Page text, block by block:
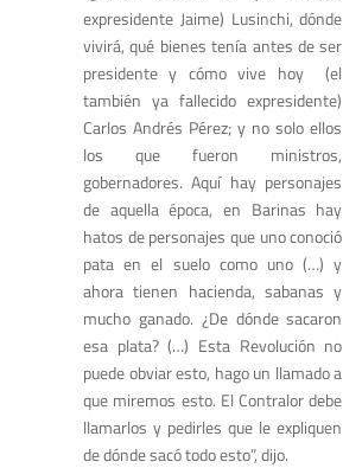
expresidente Jaime) Lusinchi, dónde
vivirá, qué bienes tenía antes de ser
presidente y cómo vive hoy (el
también ya fallecido expresidente)
Carlos Andrés Pérez; y no solo ellos
los que fueron ministros,
gobernadores. Aquí hay personajes
de aquella época, en Barinas hay
hatos de personajes que uno conoció
pata en el suelo como uno (…) y
ahora tienen hacienda, sabanas y
mucho ganado. ¿De dónde sacaron
esa plata? (…) Esta Revolución no
puede obviar esto, hago un llamado a
que miremos esto. El Contralor debe
llamarlos y pedirles que le expliquen
de dónde sacó todo esto”, dijo.